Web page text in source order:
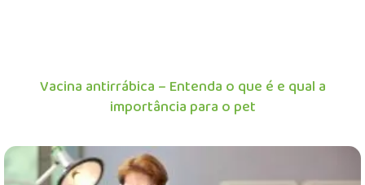
Vacina antirrábica – Entenda o que é e qual a
importância para o pet